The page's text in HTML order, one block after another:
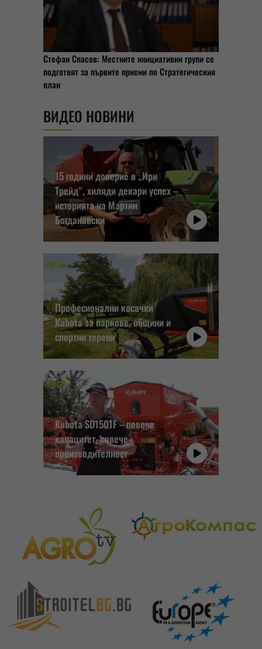
Стефан Спасов: Местните инициативни групи се
подготвят за първите приеми по Стратегическия
план
ВИДЕО НОВИНИ
15 години доверие в „Ири
Трейд“, хиляди декари успех –
историята на Мартин
Богдановски
Професионални косачки
Kubota за паркове, общини и
спортни терени
Kubota SD1501F – повече
капацитет, повече
производителност